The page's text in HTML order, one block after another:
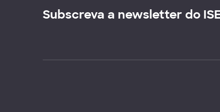
Subscreva a newsletter do